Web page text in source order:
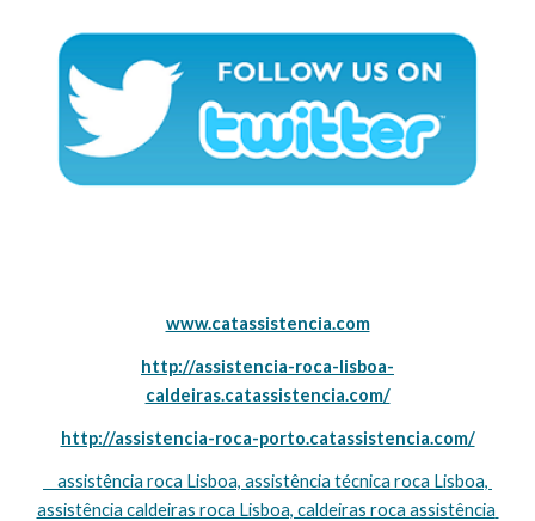
www.catassistencia.com
http://assistencia-roca-lisboa-
caldeiras.catassistencia.com/
http://assistencia-roca-porto.catassistencia.com/
assistência caldeiras roca Lisboa, caldeiras roca assistência